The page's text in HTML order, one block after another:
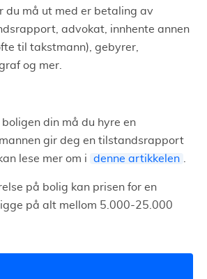
du må ut med er betaling av
advokat, innhente annen
til takstmann), gebyrer,
og mer.
boligen din må du hyre en
gir deg en tilstandsrapport
lese mer om i
denne artikkelen
på bolig kan prisen for en
på alt mellom 5.000-25.000